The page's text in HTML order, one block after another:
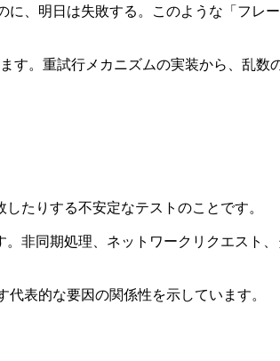
、明日は失敗する。このような「フレ
。重試行メカニズムの実装から、乱数
たりする不安定なテストのことです。
同期処理、ネットワークリクエスト
表的な要因の関係性を示しています。